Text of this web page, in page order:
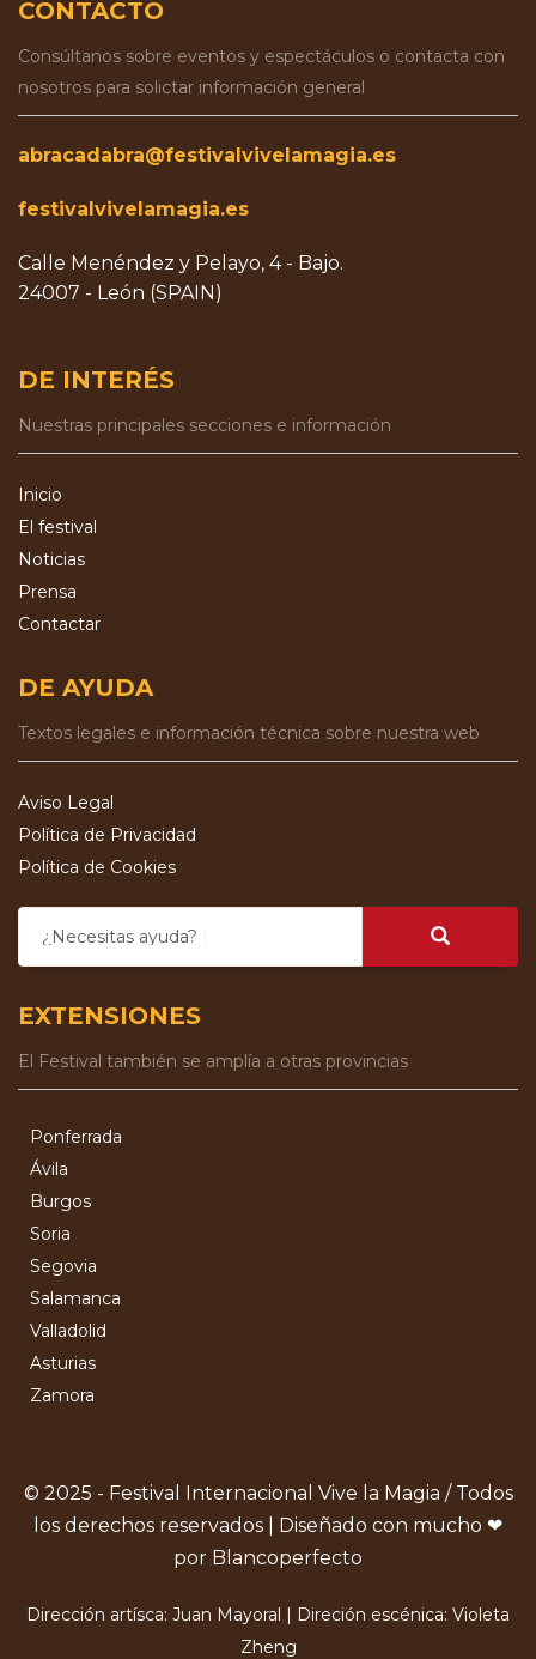
CONTACTO
Consúltanos sobre eventos y espectáculos o contacta con
nosotros para solictar información general
abracadabra@festivalvivelamagia.es
festivalvivelamagia.es
Calle Menéndez y Pelayo, 4 - Bajo.
24007 - León (SPAIN)
DE INTERÉS
Nuestras principales secciones e información
Inicio
El festival
Noticias
Prensa
Contactar
DE AYUDA
Textos legales e información técnica sobre nuestra web
Aviso Legal
Política de Privacidad
Política de Cookies
¿Necesitas ayuda?
EXTENSIONES
El Festival también se amplía a otras provincias
Ponferrada
Ávila
Burgos
Soria
Segovia
Salamanca
Valladolid
Asturias
Zamora
© 2025 - Festival Internacional Vive la Magia / Todos
los derechos reservados | Diseñado con mucho ❤
por Blancoperfecto
Dirección artísca: Juan Mayoral | Direción escénica: Violeta
Zheng